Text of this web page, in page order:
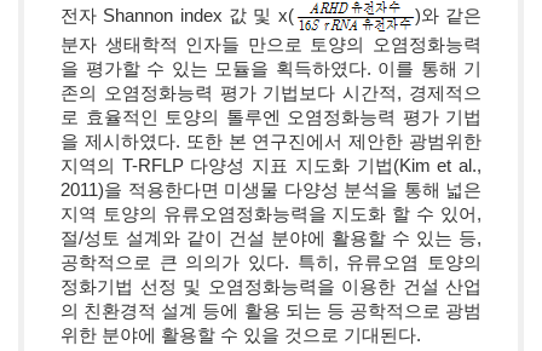
전자 Shannon index 값 및 x(
)와 같은
분자 생태학적 인자들 만으로 토양의 오염정화능력
을 평가할 수 있는 모듈을 획득하였다. 이를 통해 기
존의 오염정화능력 평가 기법보다 시간적, 경제적으
로 효율적인 토양의 톨루엔 오염정화능력 평가 기법
을 제시하였다. 또한 본 연구진에서 제안한 광범위한
지역의 T-RFLP 다양성 지표 지도화 기법(Kim et al.,
2011)을 적용한다면 미생물 다양성 분석을 통해 넓은
지역 토양의 유류오염정화능력을 지도화 할 수 있어,
절/성토 설계와 같이 건설 분야에 활용할 수 있는 등,
공학적으로 큰 의의가 있다. 특히, 유류오염 토양의
정화기법 선정 및 오염정화능력을 이용한 건설 산업
의 친환경적 설계 등에 활용 되는 등 공학적으로 광범
위한 분야에 활용할 수 있을 것으로 기대된다.